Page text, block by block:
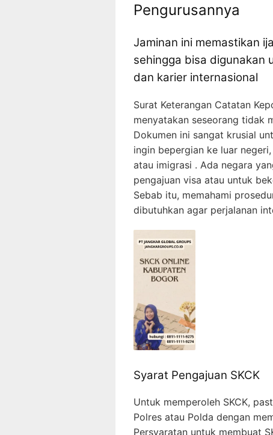
Pengurusannya
Jaminan ini memastikan
sehingga bisa digunakan
dan karier internasional
Surat Keterangan Catatan
menyatakan seseorang tidak
Dokumen ini sangat krusial
ingin bepergian ke luar
atau imigrasi . Ada negara
pengajuan visa atau untuk
Sebab itu, memahami
dibutuhkan agar perjalanan
Syarat Pengajuan SKCK
Untuk memperoleh SKCK,
Polres atau Polda dengan
Persyaratan untuk membuat